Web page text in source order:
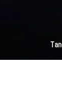
Polres